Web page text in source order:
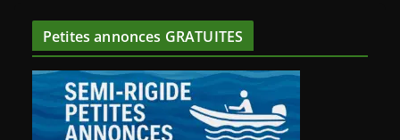
Petites annonces GRATUITES